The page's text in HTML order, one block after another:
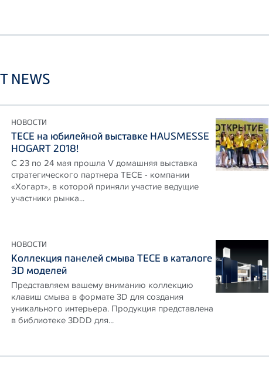
NEWS
НОВОСТИ
ТЕСЕ на юбилейной выставке HAUSMESSE
HOGART 2018!
С 23 по 24 мая прошла V домашняя выставка
стратегического партнера ТЕСЕ - компании
«Хогарт», в которой приняли участие ведущие
участники рынка...
НОВОСТИ
Коллекция панелей смыва ТЕСЕ в каталоге
3D моделей
Представляем вашему вниманию коллекцию
клавиш смыва в формате 3D для создания
уникального интерьера. Продукция представлена
в библиотеке 3DDD для...